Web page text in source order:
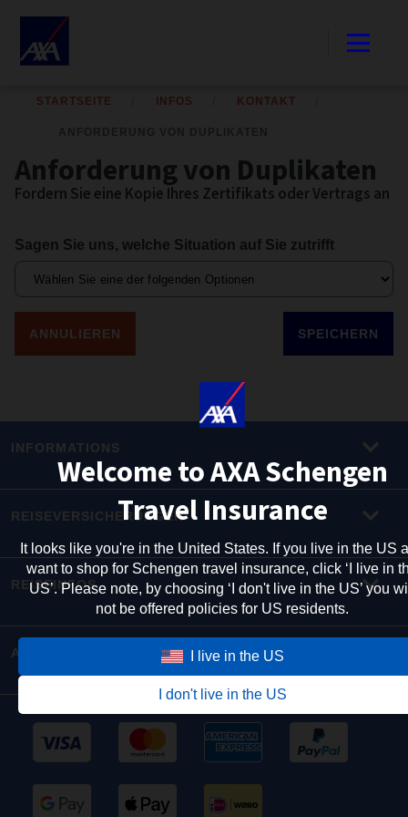
Welcome to AXA Schengen
Travel Insurance
It looks like you're in the United States. If you live in the US
want to shop for Schengen travel insurance, click ‘I live in
US’. Please note, by choosing ‘I don't live in the US’ you
not be offered policies for US residents.
I live in the US
I don't live in the US
STARTSEITE INFOS KONTAKT
Anforderung von Duplikaten
Fordern Sie eine Kopie Ihres Zertifikats oder Vertrags an
Sagen Sie uns, welche Situation auf Sie zutrifft
ANNULIEREN SPEICHERN
INFORMATIONS
REISEVERSICHERUNGEN
REISEINFOS
ANDERE AXA-WEBSEITEN